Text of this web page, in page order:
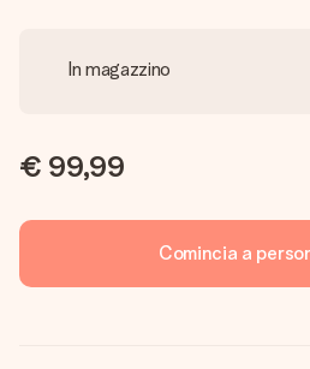
In magazzino
€ 99,99
Comincia a